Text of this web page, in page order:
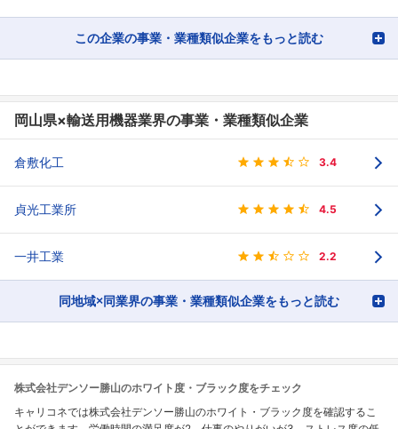
この企業の事業・業種類似企業をもっと読む
岡山県×輸送用機器業界の事業・業種類似企業
倉敷化工 3.4
貞光工業所 4.5
一井工業 2.2
同地域×同業界の事業・業種類似企業をもっと読む
株式会社デンソー勝山のホワイト度・ブラック度をチェック
キャリコネでは株式会社デンソー勝山のホワイト・ブラック度を確認するこ